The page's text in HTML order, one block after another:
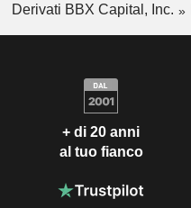
Derivati BBX Capital, Inc.
+ di 20 anni
al tuo fianco